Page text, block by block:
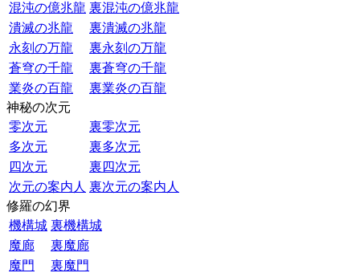
混沌の億兆龍 裏混沌の億兆龍
潰滅の兆龍
裏潰滅の兆龍
永刻の万龍
裏永刻の万龍
蒼穹の千龍
裏蒼穹の千龍
業炎の百龍
裏業炎の百龍
神秘の次元
零次元
裏零次元
多次元
裏多次元
四次元
裏四次元
次元の案内人 裏次元の案内人
修羅の幻界
機構城 裏機構城
魔廊
裏魔廊
魔門
裏魔門